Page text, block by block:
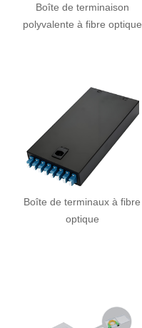
Boîte de terminaison
polyvalente à fibre optique
Boîte de terminaux à fibre
optique